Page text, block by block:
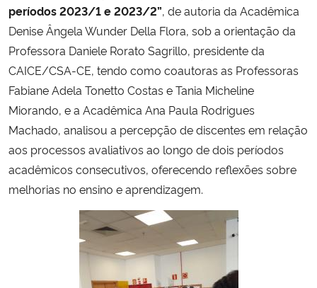
períodos 2023/1 e 2023/2”, de autoria da Acadêmica
Denise Ângela Wunder Della Flora, sob a orientação da
Professora Daniele Rorato Sagrillo, presidente da
CAICE/CSA-CE, tendo como coautoras as Professoras
Fabiane Adela Tonetto Costas e Tania Micheline
Miorando, e a Acadêmica Ana Paula Rodrigues
Machado, analisou a percepção de discentes em relação
aos processos avaliativos ao longo de dois períodos
acadêmicos consecutivos, oferecendo reflexões sobre
melhorias no ensino e aprendizagem.